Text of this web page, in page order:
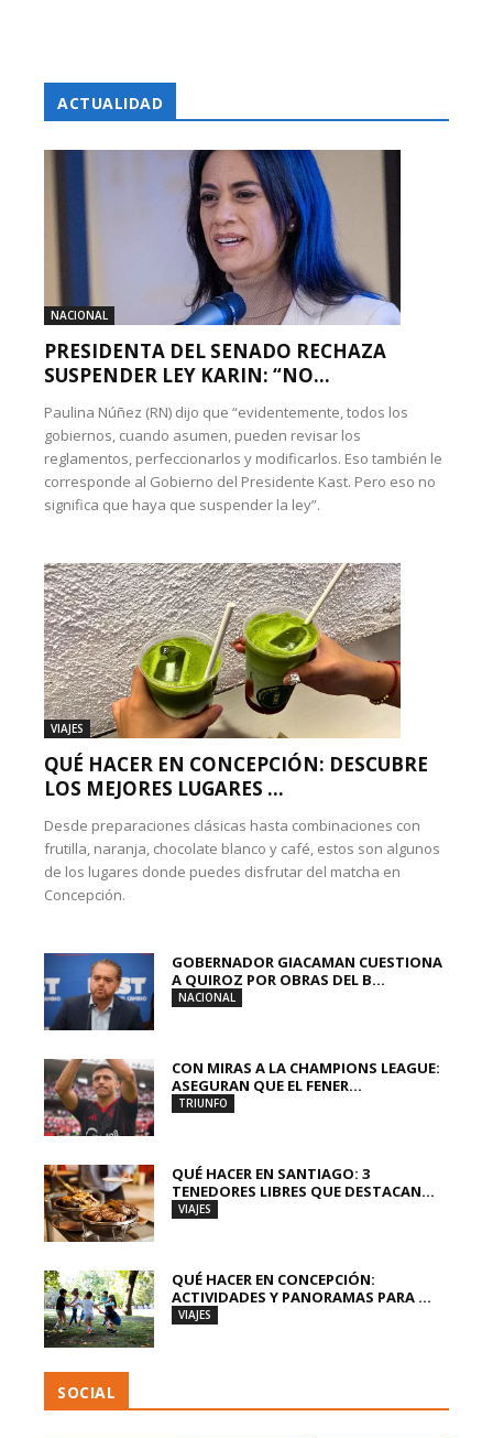
ACTUALIDAD
NACIONAL
PRESIDENTA DEL SENADO RECHAZA
SUSPENDER LEY KARIN: “NO...
Paulina Núñez (RN) dijo que “evidentemente, todos los
gobiernos, cuando asumen, pueden revisar los
reglamentos, perfeccionarlos y modificarlos. Eso también le
corresponde al Gobierno del Presidente Kast. Pero eso no
significa que haya que suspender la ley”.
VIAJES
QUÉ HACER EN CONCEPCIÓN: DESCUBRE
LOS MEJORES LUGARES ...
Desde preparaciones clásicas hasta combinaciones con
frutilla, naranja, chocolate blanco y café, estos son algunos
de los lugares donde puedes disfrutar del matcha en
Concepción.
GOBERNADOR GIACAMAN CUESTIONA
A QUIROZ POR OBRAS DEL B...
NACIONAL
CON MIRAS A LA CHAMPIONS LEAGUE:
ASEGURAN QUE EL FENER...
TRIUNFO
QUÉ HACER EN SANTIAGO: 3
TENEDORES LIBRES QUE DESTACAN...
VIAJES
QUÉ HACER EN CONCEPCIÓN:
ACTIVIDADES Y PANORAMAS PARA ...
VIAJES
SOCIAL